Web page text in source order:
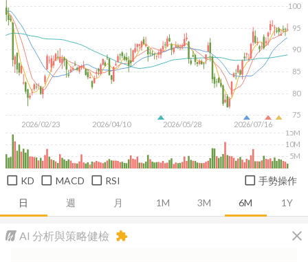
日 週 月 1M 3M 6M 1Y
2026/02/23 2026/04/10 2026/05/28 2026/07/16
75
80
85
90
95
100
5M
10M
15M
KD MACD RSI 手勢操作
AI 分析與策略健檢 close
extension